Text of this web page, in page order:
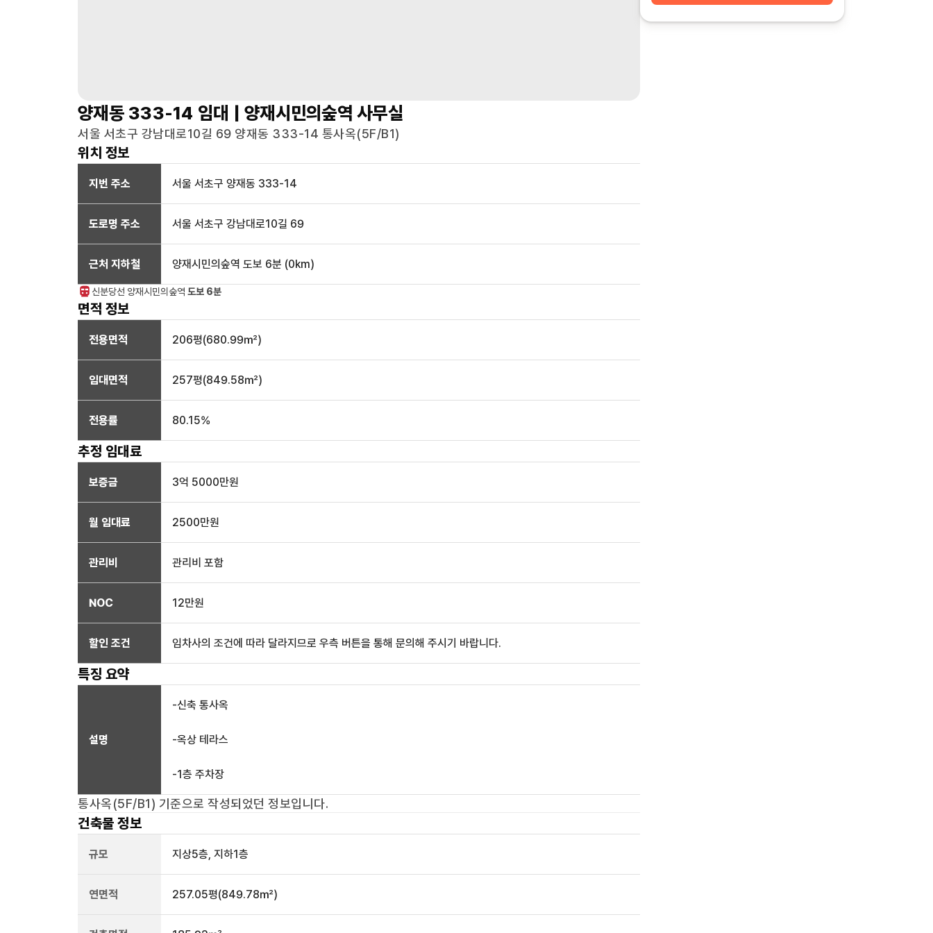
양재동 333-14 임대 | 양재시민의숲역 사무실
서울 서초구 강남대로10길 69 양재동 333-14 통사옥(5F/B1)
위치 정보
지번 주소 서울 서초구 양재동 333-14
도로명 주소 서울 서초구 강남대로10길 69
근처 지하철 양재시민의숲역 도보 6분 (0km)
신분당선 양재시민의숲역 도보 6분
면적 정보
전용면적 206평(680.99㎡)
임대면적 257평(849.58㎡)
전용률 80.15%
추정 임대료
보증금 3억 5000만원
월 임대료 2500만원
관리비 관리비 포함
NOC 12만원
할인 조건 임차사의 조건에 따라 달라지므로 우측 버튼을 통해 문의해 주시기 바랍니다.
특징 요약
설명
-신축 통사옥
-옥상 테라스
-1층 주차장
통사옥(5F/B1) 기준으로 작성되었던 정보입니다.
건축물 정보
규모 지상5층, 지하1층
연면적 257.05평(849.78㎡)